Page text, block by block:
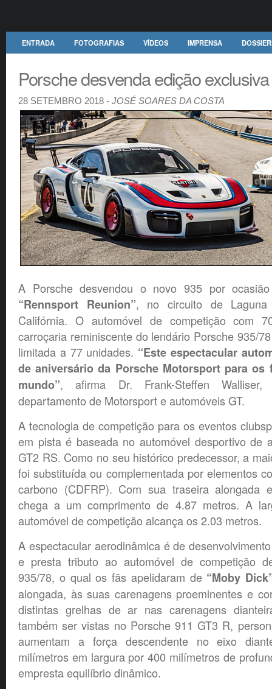
ENTRADA FOTOGRAFIAS VÍDEOS IMPRENSA
Porsche desvenda edição
28 SETEMBRO 2018 - JOSÉ SOARES DA COSTA
A Porsche desvendou o novo 935 por
“Rennsport Reunion”, no circuito de Laguna
Califórnia. O automóvel de competição com
carroçaria reminiscente do lendário Porsche 935/
limitada a 77 unidades. “Este espectacular
de aniversário da Porsche Motorsport para os
mundo”, afirma Dr. Frank-Steffen Walliser,
departamento de Motorsport e automóveis GT.
A tecnologia de competição para os eventos
em pista é baseada no automóvel desportivo de
GT2 RS. Como no seu histórico predecessor, a
foi substituída ou complementada por elementos
carbono (CDFRP). Com sua traseira alongada
chega a um comprimento de 4.87 metros. A
automóvel de competição alcança os 2.03 metros.
A espectacular aerodinâmica é de
e presta tributo ao automóvel de competição
935/78, o qual os fãs apelidaram de “Moby
alongada, às suas carenagens proeminentes e
distintas grelhas de ar nas carenagens
também ser vistas no Porsche 911 GT3 R,
aumentam a força descendente no eixo
milímetros em largura por 400 milímetros de
empresta equilíbrio dinâmico.